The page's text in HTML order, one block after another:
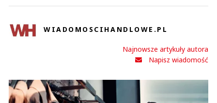
WIADOMOSCIHANDLOWE.PL
Najnowsze artykuły autora
Napisz wiadomość